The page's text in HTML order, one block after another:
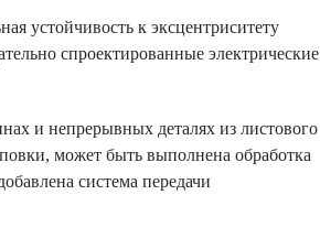
устойчивость к эксцентриситету
спроектированные электрические
и непрерывных деталях из листового
может быть выполнена обработка
система передачи